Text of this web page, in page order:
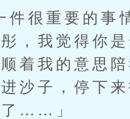
很重要的事
，我觉得你是
着我的意思
沙子，停下
了……」